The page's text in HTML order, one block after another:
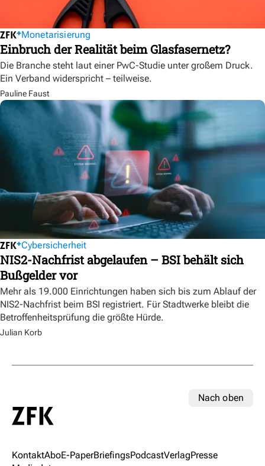
Monetarisierung
Einbruch der Realität beim Glasfasernetz?
Die Branche steht laut einer PwC-Studie unter großem Druck.
Ein Verband widerspricht – teilweise.
Pauline Faust
Cybersicherheit
NIS2-Nachfrist abgelaufen – BSI behält sich
Bußgelder vor
Mehr als 19.000 Einrichtungen haben sich bis zum Ablauf der
NIS2-Nachfrist beim BSI registriert. Für Stadtwerke bleibt die
Betroffenheitsprüfung die größte Hürde.
Julian Korb
Nach oben
KontaktAboE-PaperBriefingsPodcastVerlagPresse